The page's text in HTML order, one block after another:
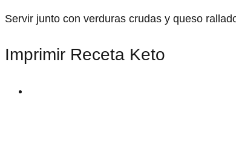
Servir junto con verduras crudas y queso
Imprimir Receta Keto